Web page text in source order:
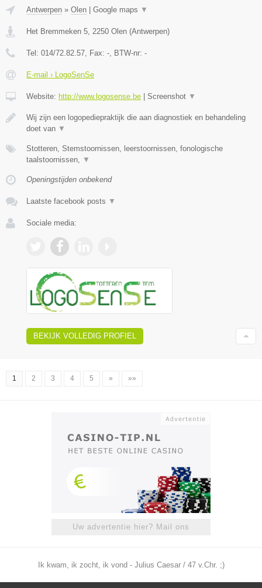
Antwerpen » Olen | Google maps ▼
Het Bremmeken 5 2250 Olen (Antwerpen)
Tel: 014/72.82.57 , Fax: - , BTW-nr: -
E-mail › LogoSenSe
Website: http://www.logosense.be | Screenshot ▼
Wij zijn een logopediepraktijk die aan diagnostiek en behandeling
doet van ▼
Stotteren, Stemstoornissen, leerstoornissen, fonologische
taalstoornissen,
▼
Openingstijden onbekend
Laatste facebook posts ▼
Sociale media:
BEKIJK VOLLEDIG PROFIEL
1 2 3 4 5 » »»
Uw advertentie hier? Mail ons
Ik kwam, ik zocht, ik vond - Julius Caesar / 47 v.Chr. ;)